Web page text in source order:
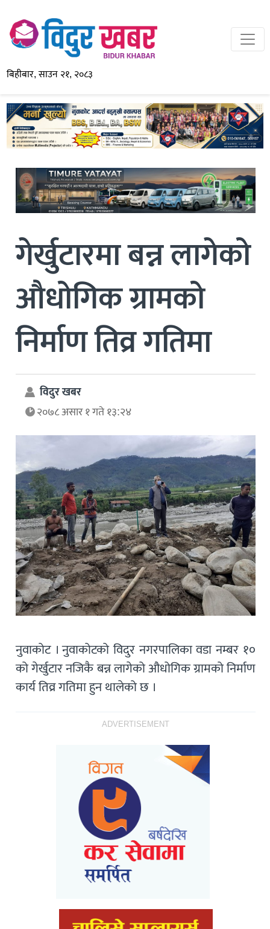
बिहीबार, साउन २१, २०८३
गेर्खुटारमा बन्न लागेको
औधोगिक ग्रामको
निर्माण तिव्र गतिमा
विदुर खबर
२०७८ असार १ गते १३:२४
नुवाकोट । नुवाकोटको विदुर नगरपालिका वडा नम्बर १०
को गेर्खुटार नजिकै बन्न लागेको औधोगिक ग्रामको निर्माण
कार्य तिव्र गतिमा हुन थालेको छ ।
ADVERTISEMENT